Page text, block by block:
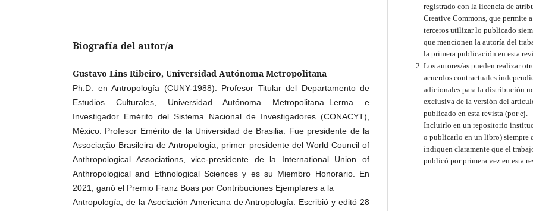
Biografía del autor/a
Gustavo Lins Ribeiro, Universidad Autónoma Metropolitana
Ph.D. en Antropología (CUNY-1988). Profesor Titular del Departamento de
Estudios Culturales, Universidad Autónoma Metropolitana–Lerma e
Investigador Emérito del Sistema Nacional de Investigadores (CONACYT),
México. Profesor Emérito de la Universidad de Brasilia. Fue presidente de la
Associação Brasileira de Antropologia, primer presidente del World Council of
Anthropological Associations, vice-presidente de la International Union of
Anthropological and Ethnological Sciences y es su Miembro Honorario. En
2021, ganó el Premio Franz Boas por Contribuciones Ejemplares a la
Antropología, de la Asociación Americana de Antropología. Escribió y editó 28
registrado con la licencia de
Creative Commons, que permite a
terceros utilizar lo publicado
que mencionen la autoría del
la primera publicación en esta
Los autores/as pueden realizar
acuerdos contractuales
adicionales para la distribución
exclusiva de la versión del
publicado en esta revista (por ej.
Incluirlo en un repositorio
o publicarlo en un libro) siempre
indiquen claramente que el
publicó por primera vez en esta